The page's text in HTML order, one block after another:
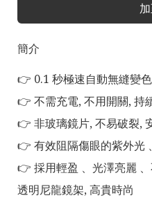
簡介
👉 0.1 秒極速自動無縫變
👉 不需充電, 不用開關, 持
👉 非玻璃鏡片, 不易破裂,
👉 有效阻隔傷眼的紫外光
👉 採用輕盈 、光澤亮麗
透明尼龍鏡架, 高貴時尚